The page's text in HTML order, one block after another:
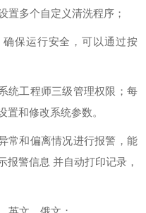
置多个自定义清洗程序；
保运行安全，可以通过按
统工程师三级管理权限 ；每
置和修改系统参数。
常和偏离情况进行报警，能
报警信息 并自动打印记录，